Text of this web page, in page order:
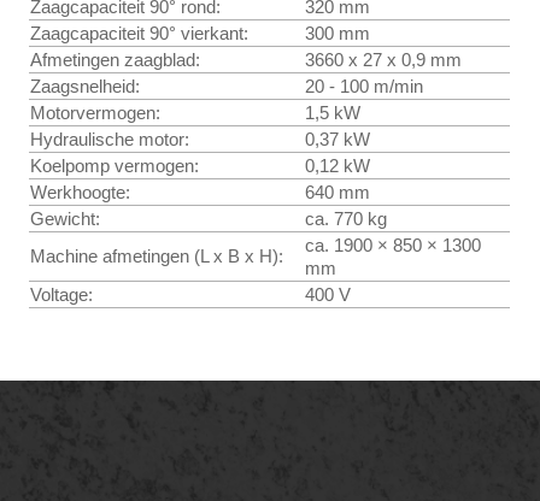
Zaagcapaciteit 90° rond:
320 mm
Zaagcapaciteit 90° vierkant:
300 mm
Afmetingen zaagblad:
3660 x 27 x 0,9 mm
Zaagsnelheid:
20 - 100 m/min
Motorvermogen:
1,5 kW
Hydraulische motor:
0,37 kW
Koelpomp vermogen:
0,12 kW
Werkhoogte:
640 mm
Gewicht:
ca. 770 kg
Machine afmetingen (L x B x H):
ca. 1900 × 850 × 1300
mm
Voltage:
400 V